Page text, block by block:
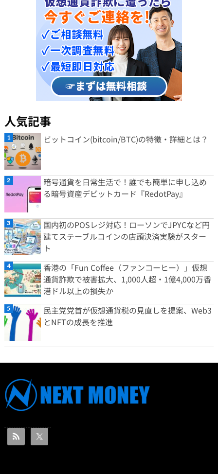
人気記事
ビットコイン(bitcoin/BTC)の特徴・詳細とは？
暗号通貨を日常生活で！誰でも簡単に申し込め
る暗号資産デビットカード『RedotPay』
国内初のPOSレジ対応！ローソンでJPYCなど円
建てステーブルコインの店頭決済実験がスター
ト
香港の「Fun Coffee（ファンコーヒー）」仮想
通貨詐欺で被害拡大、1,000人超・1億4,000万香
港ドル以上の損失か
民主党党首が仮想通貨税の見直しを提案、Web3
とNFTの成長を推進